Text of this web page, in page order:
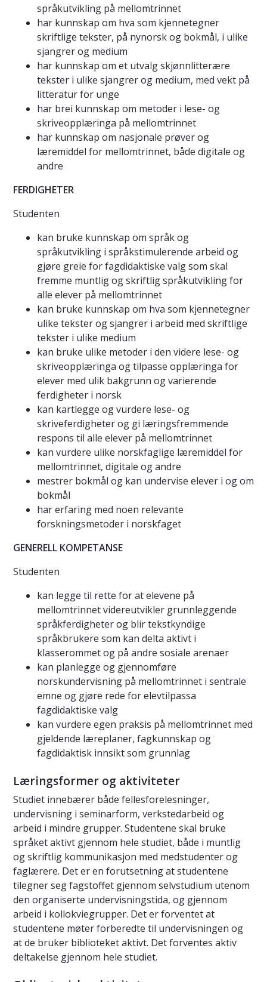
språkutvikling på mellomtrinnet
har kunnskap om hva som kjennetegner
skriftlige tekster, på nynorsk og bokmål, i ulike
sjangrer og medium
har kunnskap om et utvalg skjønnlitterære
tekster i ulike sjangrer og medium, med vekt på
litteratur for unge
har brei kunnskap om metoder i lese- og
skriveopplæringa på mellomtrinnet
har kunnskap om nasjonale prøver og
læremiddel for mellomtrinnet, både digitale og
andre
FERDIGHETER
Studenten
kan bruke kunnskap om språk og
språkutvikling i språkstimulerende arbeid og
gjøre greie for fagdidaktiske valg som skal
fremme muntlig og skriftlig språkutvikling for
alle elever på mellomtrinnet
kan bruke kunnskap om hva som kjennetegner
ulike tekster og sjangrer i arbeid med skriftlige
tekster i ulike medium
kan bruke ulike metoder i den videre lese- og
skriveopplæringa og tilpasse opplæringa for
elever med ulik bakgrunn og varierende
ferdigheter i norsk
kan kartlegge og vurdere lese- og
skriveferdigheter og gi læringsfremmende
respons til alle elever på mellomtrinnet
kan vurdere ulike norskfaglige læremiddel for
mellomtrinnet, digitale og andre
mestrer bokmål og kan undervise elever i og om
bokmål
har erfaring med noen relevante
forskningsmetoder i norskfaget
GENERELL KOMPETANSE
Studenten
kan legge til rette for at elevene på
mellomtrinnet videreutvikler grunnleggende
språkferdigheter og blir tekstkyndige
språkbrukere som kan delta aktivt i
klasserommet og på andre sosiale arenaer
kan planlegge og gjennomføre
norskundervisning på mellomtrinnet i sentrale
emne og gjøre rede for elevtilpassa
fagdidaktiske valg
kan vurdere egen praksis på mellomtrinnet med
gjeldende læreplaner, fagkunnskap og
fagdidaktisk innsikt som grunnlag
Læringsformer og aktiviteter
Studiet innebærer både fellesforelesninger,
undervisning i seminarform, verkstedarbeid og
arbeid i mindre grupper. Studentene skal bruke
språket aktivt gjennom hele studiet, både i muntlig
og skriftlig kommunikasjon med medstudenter og
faglærere. Det er en forutsetning at studentene
tilegner seg fagstoffet gjennom selvstudium utenom
den organiserte undervisningstida, og gjennom
arbeid i kollokviegrupper. Det er forventet at
studentene møter forberedte til undervisningen og
at de bruker biblioteket aktivt. Det forventes aktiv
deltakelse gjennom hele studiet.